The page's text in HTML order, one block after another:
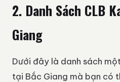
2. Danh Sách CLB
Giang
Dưới đây là danh sách
tại Bắc Giang mà bạn có